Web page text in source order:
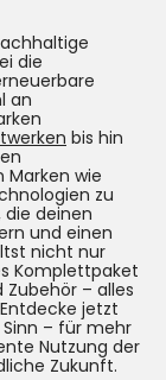
die
an
bis hin
wie
zu
die deinen
und einen
nicht nur
Komplettpaket
Zubehör – alles
jetzt
– für mehr
Nutzung der
Zukunft.